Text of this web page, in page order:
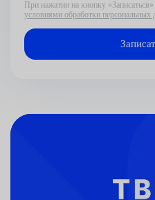
При нажатии на кнопку
условиями обработки персональных